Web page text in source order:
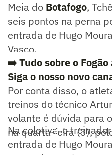
Meia do Botafogo,
seis pontos na perna
entrada de Hugo
Vasco.
➡️ Tudo sobre o
Siga o nosso novo
Por conta disso, o
treinos do técnico
volante é dúvida para
na quarta-feira (3),
Na coletiva, o
entrada de Hugo